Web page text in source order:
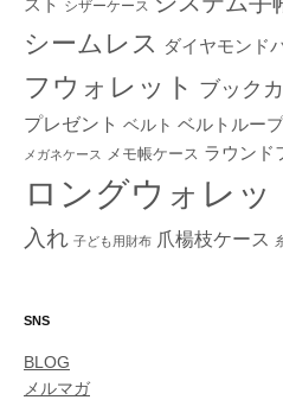
スト シザーケース
シームレス ダイヤモンド
フウォレット ブック
プレゼント ベルト ベルトルー
メガネケース
メモ帳ケース ラウンド
ロングウォレッ
入れ 子ども用財布 爪楊枝ケース
SNS
BLOG
メルマガ